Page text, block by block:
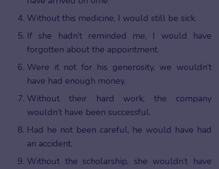
Without this medicine, I would still be sick.
If she hadn’t reminded me, I would have
forgotten about the appointment.
Were it not for his generosity, we wouldn’t
have had enough money.
Without their hard work, the company
wouldn’t have been successful.
Had he not been careful, he would have had
an accident.
Without the scholarship, she wouldn’t have